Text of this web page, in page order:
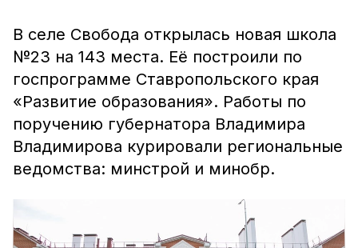
В селе Свобода открылась новая школа
№23 на 143 места. Её построили по
госпрограмме Ставропольского края
«Развитие образования». Работы по
поручению губернатора Владимира
Владимирова курировали региональные
ведомства: минстрой и минобр.